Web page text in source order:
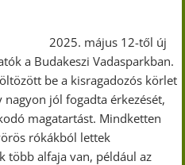
2025. május 12-től új
a Budakeszi Vadasparkban.
be a kisragadozós körlet
jól fogadta érkezését,
magatartást. Mindketten
rókákból lettek
több alfaja van, például az